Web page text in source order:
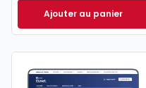
Ajouter au panier
ELnet